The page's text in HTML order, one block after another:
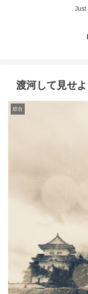
Just
渡河して見せよ
総合